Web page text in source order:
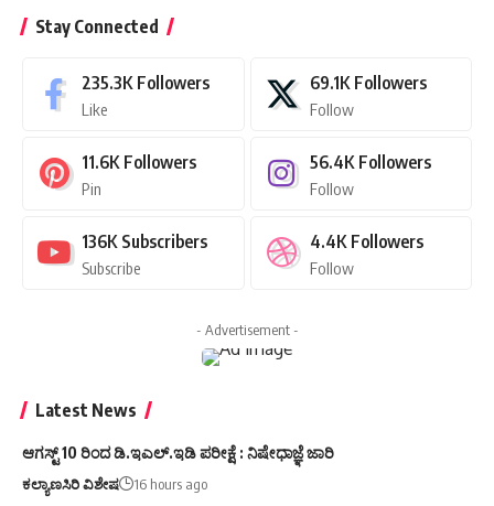
Stay Connected
235.3K Followers
Like
69.1K Followers
Follow
11.6K Followers
Pin
56.4K Followers
Follow
136K Subscribers
Subscribe
4.4K Followers
Follow
- Advertisement -
Latest News
ಆಗಸ್ಟ್ 10 ರಿಂದ ಡಿ.ಇಎಲ್.ಇಡಿ ಪರೀಕ್ಷೆ : ನಿಷೇಧಾಜ್ಞೆ ಜಾರಿ
ಕಲ್ಯಾಣಸಿರಿ ವಿಶೇಷ 16 hours ago